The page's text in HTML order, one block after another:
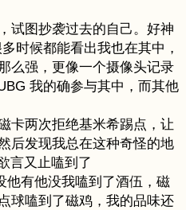
试图抄袭过去的自己。好神
时候都能看出我也在其中，
么强，更像一个摄像头记录
我的确参与其中，而其他
卡两次拒绝基米希踢点，让
后发现我总在这种奇怪的地
言又止嗑到了
他有他没我嗑到了酒伍，磁
球嗑到了磁鸡，我的品味还